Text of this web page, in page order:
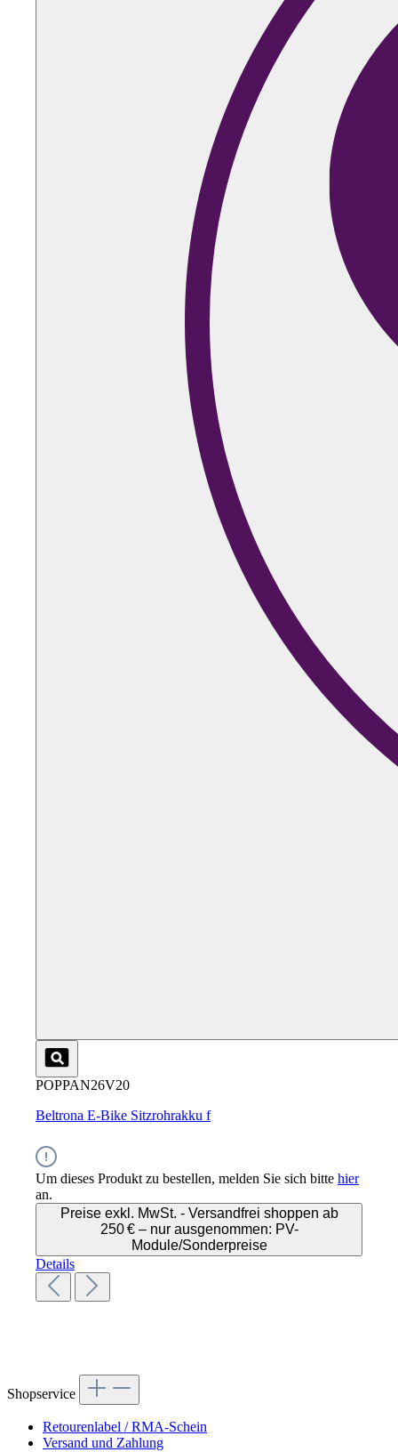
POPPAN26V20
Beltrona E-Bike Sitzrohrakku f
Um dieses Produkt zu bestellen, melden Sie sich bitte hier
an.
Preise exkl. MwSt. - Versandfrei shoppen ab
250 € – nur ausgenommen: PV-
Module/Sonderpreise
Details
Shopservice
Retourenlabel / RMA-Schein
Versand und Zahlung